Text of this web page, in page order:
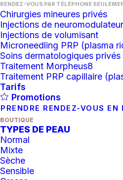
RENDEZ-VOUS PAR TÉLÉPHONE
Chirurgies mineures privés
Injections de
Injections de volumisant
Microneedling PRP (plasma
Soins dermatologiques privés
Traitement Morpheus8
Traitement PRP capillaire
Tarifs
Promotions
PRENDRE RENDEZ-VOUS
BOUTIQUE
TYPES DE PEAU
Normal
Mixte
Sèche
Sensible